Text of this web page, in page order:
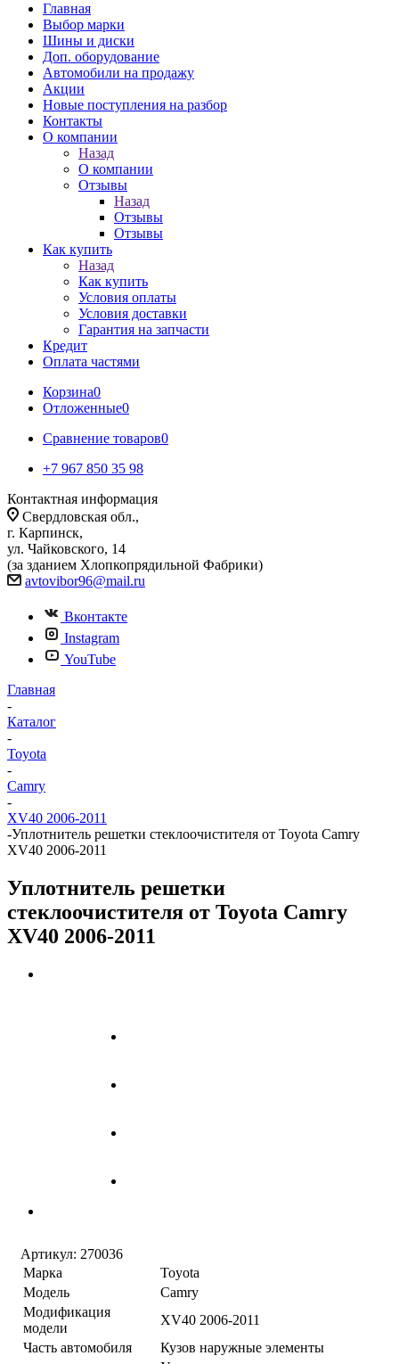
Главная
Выбор марки
Шины и диски
Доп. оборудование
Автомобили на продажу
Акции
Новые поступления на разбор
Контакты
О компании
Назад
О компании
Отзывы
Назад
Отзывы
Отзывы
Как купить
Назад
Как купить
Условия оплаты
Условия доставки
Гарантия на запчасти
Кредит
Оплата частями
Корзина0
Отложенные0
Сравнение товаров0
+7 967 850 35 98
Контактная информация
Свердловская обл.,
г. Карпинск,
ул. Чайковского, 14
(за зданием Хлопкопрядильной Фабрики)
avtovibor96@mail.ru
Вконтакте
Instagram
YouTube
Главная
-
Каталог
-
Toyota
-
Camry
-
XV40 2006-2011
-Уплотнитель решетки стеклоочистителя от Toyota Camry
XV40 2006-2011
Уплотнитель решетки
стеклоочистителя от Toyota Camry
XV40 2006-2011
Артикул: 270036
Марка
Toyota
Модель
Camry
Модификация
модели
XV40 2006-2011
Часть автомобиля
Кузов наружные элементы